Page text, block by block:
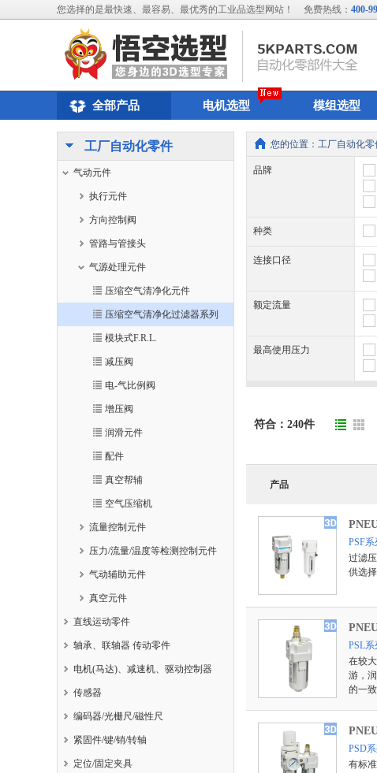
您选择的是最快速、最容易、最优秀的工业品选型网站！ 免费热线： 400-
全部产品 电机选型 模组选型
工厂自动化零件
气动元件
执行元件
方向控制阀
管路与管接头
气源处理元件
压缩空气清净化元件
压缩空气清净化过滤器系列
模块式F.R.L.
减压阀
电-气比例阀
增压阀
润滑元件
配件
真空帮辅
空气压缩机
流量控制元件
压力/流量/温度等检测控制元件
气动辅助元件
真空元件
直线运动零件
轴承、联轴器 传动零件
电机(马达)、减速机、驱动控制器
传感器
编码器/光栅尺/磁性尺
紧固件/键/销/转轴
定位/固定夹具
您的位置： 工厂自动化零
品牌
种类
连接口径
额定流量
最高使用压力
符合： 240件
产品
PSF
过滤
供选择
PSL
在较
游，
的一
PSD
有标